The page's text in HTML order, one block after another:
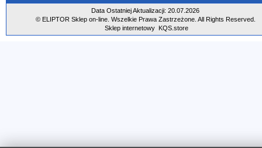
Data Ostatniej Aktualizacji: 20.07.2026
© ELIPTOR Sklep on-line. Wszelkie Prawa Zastrzeżone. All Rights Reserved.
Sklep internetowy
KQS.store